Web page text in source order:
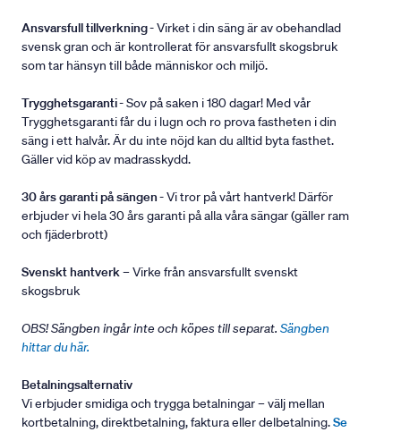
Ansvarsfull tillverkning- Virket i din säng är av obehandlad
svensk gran och är kontrollerat för ansvarsfullt skogsbruk
som tar hänsyn till både människor och miljö.
Trygghetsgaranti- Sov på saken i 180 dagar! Med vår
Trygghetsgaranti får du i lugn och ro prova fastheten i din
säng i ett halvår. Är du inte nöjd kan du alltid byta fasthet.
Gäller vid köp av madrasskydd.
30 års garanti på sängen- Vi tror på vårt hantverk! Därför
erbjuder vi hela 30 års garanti på alla våra sängar (gäller ram
och fjäderbrott)
Svenskt hantverk– Virke från ansvarsfullt svenskt
skogsbruk
OBS! Sängben ingår inte och köpes till separat. Sängben
hittar du här.
Betalningsalternativ
Vi erbjuder smidiga och trygga betalningar – välj mellan
kortbetalning, direktbetalning, faktura eller delbetalning.Se